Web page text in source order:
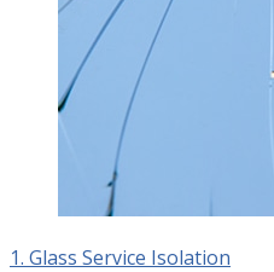
1. Glass Service Isolation